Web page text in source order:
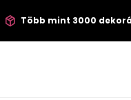
Több mint 3000